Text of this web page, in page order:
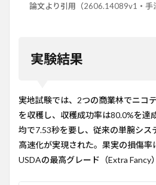
論文より引用（2606.14089v1・手
実験結果
実地試験では、2つの商業林でニコ
を収穫し、収穫成功率は80.0%を達
均で7.53秒を要し、従来の単腕シス
高速化が実現された。果実の損傷率
USDAの最高グレード（Extra Fancy